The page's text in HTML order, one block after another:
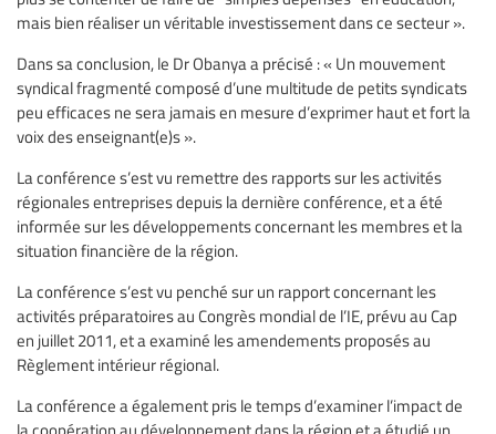
mais bien réaliser un véritable investissement dans ce secteur ».
Dans sa conclusion, le Dr Obanya a précisé : « Un mouvement
syndical fragmenté composé d’une multitude de petits syndicats
peu efficaces ne sera jamais en mesure d’exprimer haut et fort la
voix des enseignant(e)s ».
La conférence s’est vu remettre des rapports sur les activités
régionales entreprises depuis la dernière conférence, et a été
informée sur les développements concernant les membres et la
situation financière de la région.
La conférence s’est vu penché sur un rapport concernant les
activités préparatoires au Congrès mondial de l’IE, prévu au Cap
en juillet 2011, et a examiné les amendements proposés au
Règlement intérieur régional.
La conférence a également pris le temps d’examiner l’impact de
la coopération au développement dans la région et a étudié un